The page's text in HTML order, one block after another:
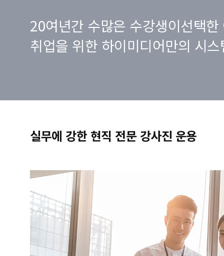
20여년간 수많은 수강생이선택한
취업을 위한 하이미디어만의 시
실무에 강한 현직 전문 강사진 운용